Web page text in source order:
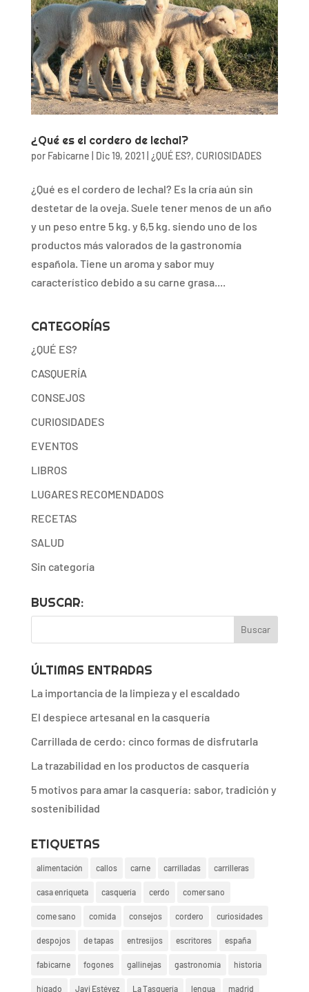
¿Qué es el cordero de lechal?
por Fabicarne Dic 19, 2021 ¿QUÉ ES?, CURIOSIDADES
¿Qué es el cordero de lechal? Es la cría aún sin
destetar de la oveja. Suele tener menos de un año
y un peso entre 5 kg. y 6,5 kg. siendo uno de los
productos más valorados de la gastronomía
española. Tiene un aroma y sabor muy
característico debido a su carne grasa....
CATEGORÍAS
¿QUÉ ES?
CASQUERÍA
CONSEJOS
CURIOSIDADES
EVENTOS
LIBROS
LUGARES RECOMENDADOS
RECETAS
SALUD
Sin categoría
BUSCAR:
ÚLTIMAS ENTRADAS
La importancia de la limpieza y el escaldado
El despiece artesanal en la casquería
Carrillada de cerdo: cinco formas de disfrutarla
La trazabilidad en los productos de casquería
5 motivos para amar la casquería: sabor, tradición y
sostenibilidad
ETIQUETAS
alimentación callos carne carrilladas carrilleras
casa enriqueta casquería cerdo comer sano
come sano comida consejos cordero curiosidades
despojos de tapas entresijos escritores españa
fabicarne fogones gallinejas gastronomía historia
hígado Javi Estévez La Tasquería lengua madrid